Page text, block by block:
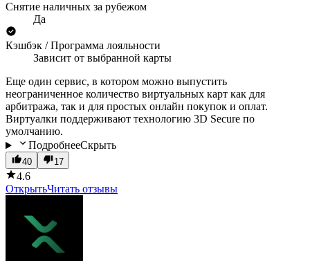
Снятие наличных за рубежом
Да
Кэшбэк / Программа лояльности
Зависит от выбранной карты
Еще один сервис, в котором можно выпустить
неограниченное количество виртуальных карт как для
арбитража, так и для простых онлайн покупок и оплат.
Виртуалки поддерживают технологию 3D Secure по
умолчанию.
ПодробнееСкрыть
40 17
4.6
ОткрытьЧитать отзывы